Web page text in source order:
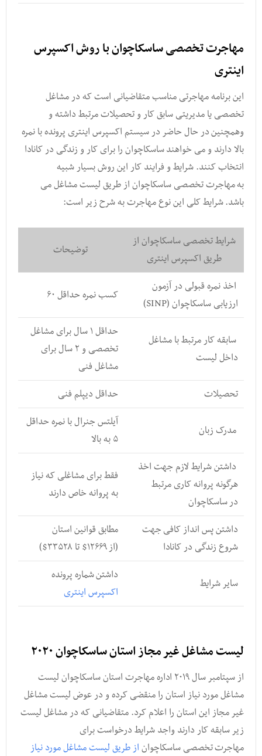
مهاجرت تخصصی ساسکاچوان با روش اکسپرس
اینتری
این برنامه مهاجرتی مناسب متقاضیانی است که در مشاغل
تخصصی یا مدیریتی سابق کار و تحصیلات مرتبط داشته و
وهمچنین در حال حاضر در سیستم اکسپرس اینتری پرونده با نمره
بالا دارند و می خواهند ساسکاچوان را برای کار و زندگی در کانادا
انتخاب کنند. شرایط و فرایند کار این روش بسیار شبیه
به مهاجرت تخصصی ساسکاچوان از طریق لیست مشاغل می
باشد. شرایط کلی این نوع مهاجرت به شرح زیر است:
شرایط تخصصی ساسکاچوان از
طریق اکسپرس اینتری
توضیحات
اخذ نمره قبولی در آزمون
ارزیابی ساسکاچوان (SINP)
کسب نمره حداقل ۶۰
سابقه کار مرتبط با مشاغل
داخل لیست
حداقل ۱ سال برای مشاغل
تخصصی و ۲ سال برای
مشاغل فنی
تحصیلات
حداقل دیپلم فنی
مدرک زبان
آیلتس جنرال با نمره حداقل
۵ به بالا
داشتن شرایط لازم جهت اخذ
هرگونه پروانه کاری مرتبط
در ساسکاچوان
فقط برای مشاغلی که نیاز
به پروانه خاص دارند
داشتن پس انداز کافی جهت
شروع زندگی در کانادا
مطابق قوانین استان
(از ۱۲۶۶۹$ تا ۳۳۵۲۸$)
سایر شرایط
داشتن شماره پرونده
اکسپرس اینتری
لیست مشاغل غیر مجاز استان ساسکاچوان ۲۰۲۰
از سپتامبر سال ۲۰۱۹ اداره مهاجرت استان ساسکاچوان لیست
مشاغل مورد نیاز استان را منقضی کرده و در عوض لیست مشاغل
غیر مجاز این استان را اعلام کرد. متقاضیانی که در مشاغل لیست
زیر سابقه کار دارند واجد شرایط درخواست برای
مهاجرت تخصصی ساسکاچواناز طریق لیست مشاغل مورد نیاز